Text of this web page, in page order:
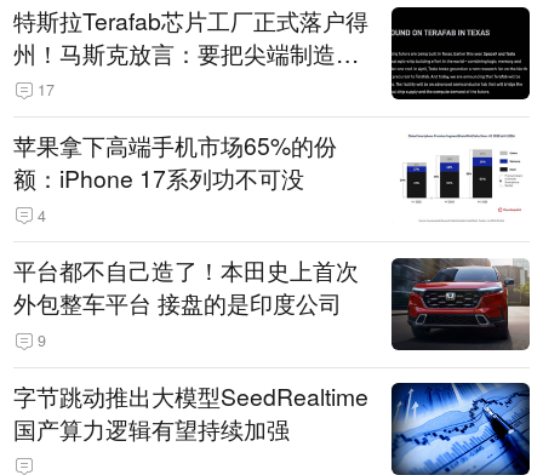
特斯拉Terafab芯片工厂正式落户得
州！马斯克放言：要把尖端制造带
回美国
17
苹果拿下高端手机市场65%的份
额：iPhone 17系列功不可没
4
平台都不自己造了！本田史上首次
外包整车平台 接盘的是印度公司
9
字节跳动推出大模型SeedRealtime
国产算力逻辑有望持续加强